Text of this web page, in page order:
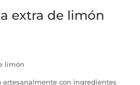
extra de limón
limón
artesanalmente con ingredientes